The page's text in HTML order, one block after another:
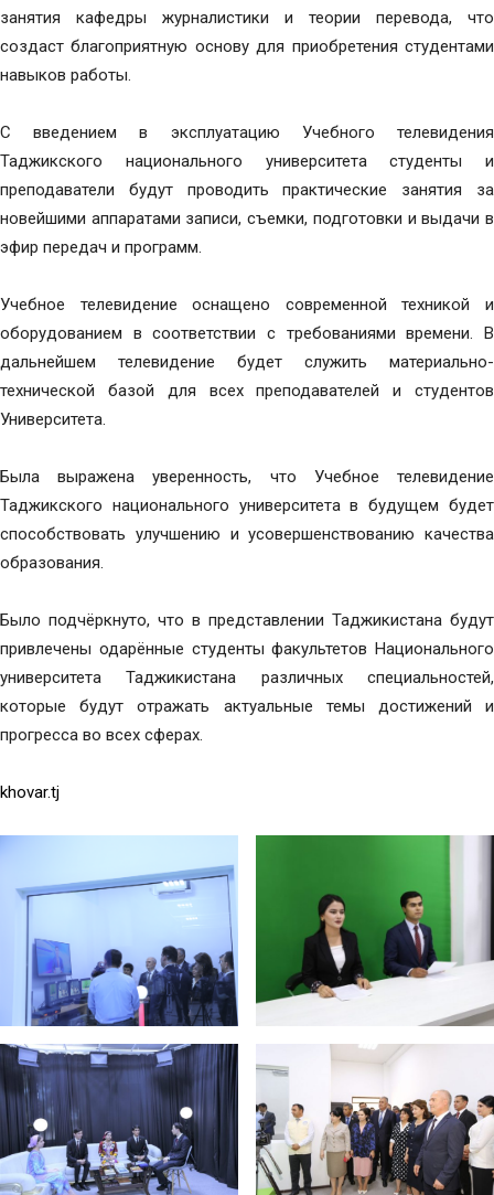
занятия кафедры журналистики и теории перевода, что
создаст благоприятную основу для приобретения студентами
навыков работы.
С введением в эксплуатацию Учебного телевидения
Таджикского национального университета студенты и
преподаватели будут проводить практические занятия за
новейшими аппаратами записи, съемки, подготовки и выдачи в
эфир передач и программ.
Учебное телевидение оснащено современной техникой и
оборудованием в соответствии с требованиями времени. В
дальнейшем телевидение будет служить материально-
технической базой для всех преподавателей и студентов
Университета.
Была выражена уверенность, что Учебное телевидение
Таджикского национального университета в будущем будет
способствовать улучшению и усовершенствованию качества
образования.
Было подчёркнуто, что в представлении Таджикистана будут
привлечены одарённые студенты факультетов Национального
университета Таджикистана различных специальностей,
которые будут отражать актуальные темы достижений и
прогресса во всех сферах.
khovar.tj